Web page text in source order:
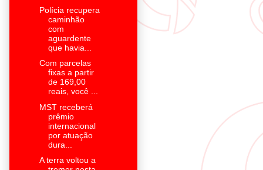
Polícia recupera
caminhão
com
aguardente
que havia...
Com parcelas
fixas a partir
de 169,00
reais, você ...
MST receberá
prêmio
internacional
por atuação
dura...
A terra voltou a